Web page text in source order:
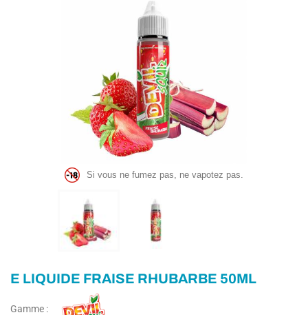
Si vous ne fumez pas, ne vapotez pas.
E LIQUIDE FRAISE RHUBARBE 50ML
Gamme :